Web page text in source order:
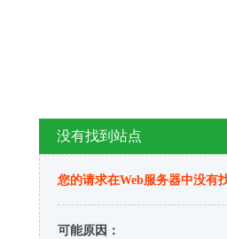
没有找到站点
您的请求在Web服务器中没有
可能原因：